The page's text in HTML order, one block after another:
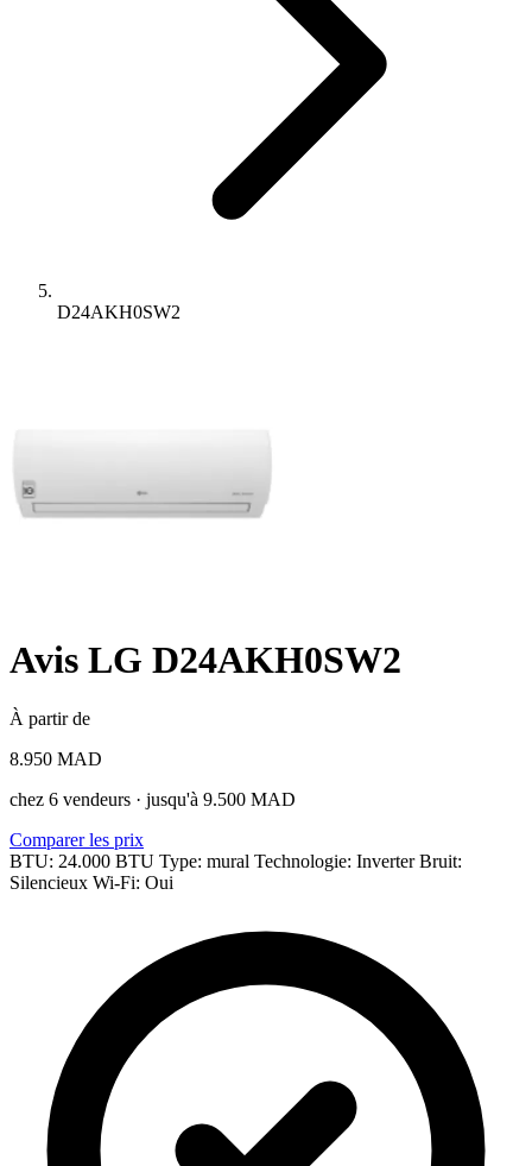
D24AKH0SW2
Avis LG D24AKH0SW2
À partir de
8.950 MAD
chez 6 vendeurs · jusqu'à 9.500 MAD
Comparer les prix
BTU: 24.000 BTU Type: mural Technologie: InverterBruit:
Silencieux Wi-Fi: Oui